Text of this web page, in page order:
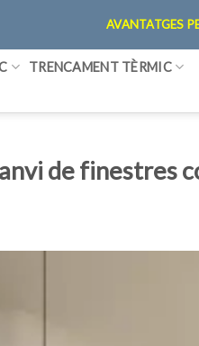
AVANTATGES
TRENCAMENT TÈRMIC
de finestres